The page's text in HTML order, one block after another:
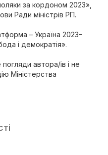
за кордоном 2023»,
Ради міністрів РП.
– Україна 2023–
і демократія».
автора/ів і не
Міністерства